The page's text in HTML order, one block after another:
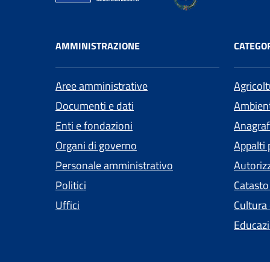
AMMINISTRAZIONE
Aree amministrative
Documenti e dati
Enti e fondazioni
Organi di governo
Personale amministrativo
Politici
Uffici
Appalti